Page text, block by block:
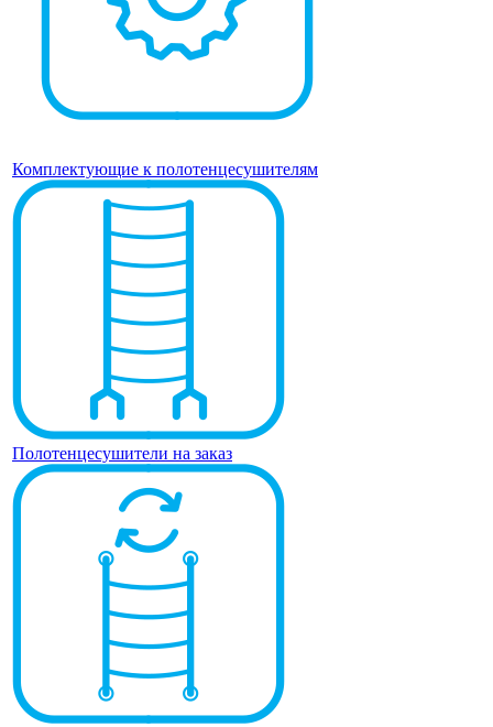
Комплектующие к полотенцесушителям
Полотенцесушители на заказ